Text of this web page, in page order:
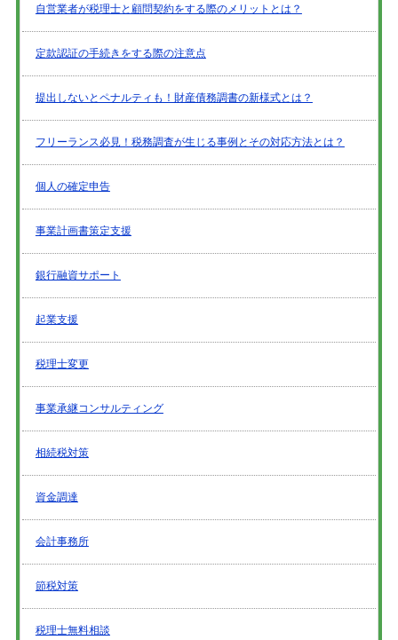
自営業者が税理士と顧問契約をする際のメリットとは？
定款認証の手続きをする際の注意点
提出しないとペナルティも！財産債務調書の新様式とは？
フリーランス必見！税務調査が生じる事例とその対応方法とは？
個人の確定申告
事業計画書策定支援
銀行融資サポート
起業支援
税理士変更
事業承継コンサルティング
相続税対策
資金調達
会計事務所
節税対策
税理士無料相談